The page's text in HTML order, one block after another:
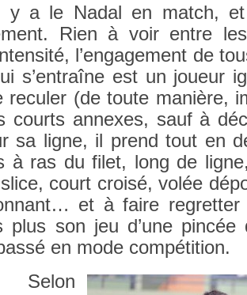
y a le Nadal en match,
Rien à voir entre
l’en­gage­ment de
s’entraîne est un joueur
re­cul­er (de toute manière,
co­urts an­nexes, sauf à
sa ligne, il prend tout en
à ras du filet, long de
court croisé, volée
et à faire re­grett­er
plus son jeu d’une
en mode com­péti­tion.
Selon